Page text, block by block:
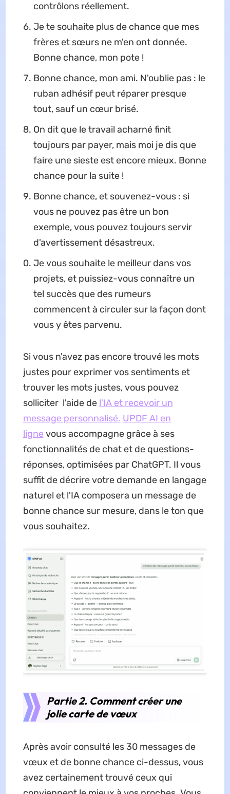
contrôlons réellement.
Je te souhaite plus de chance que mes
frères et sœurs ne m'en ont donnée.
Bonne chance, mon pote !
Bonne chance, mon ami. N'oublie pas : le
ruban adhésif peut réparer presque
tout, sauf un cœur brisé.
On dit que le travail acharné finit
toujours par payer, mais moi je dis que
faire une sieste est encore mieux. Bonne
chance pour la suite !
Bonne chance, et souvenez-vous : si
vous ne pouvez pas être un bon
exemple, vous pouvez toujours servir
d'avertissement désastreux.
Je vous souhaite le meilleur dans vos
projets, et puissiez-vous connaître un
tel succès que des rumeurs
commencent à circuler sur la façon dont
vous y êtes parvenu.
Si vous n'avez pas encore trouvé les mots
justes pour exprimer vos sentiments et
trouver les mots justes, vous pouvez
solliciter l'aide de l'IA et recevoir un
message personnalisé. UPDF AI en
ligne vous accompagne grâce à ses
fonctionnalités de chat et de questions-
réponses, optimisées par ChatGPT. Il vous
suffit de décrire votre demande en langage
naturel et l'IA composera un message de
bonne chance sur mesure, dans le ton que
vous souhaitez.
Partie 2. Comment créer une
jolie carte de vœux
Après avoir consulté les 30 messages de
vœux et de bonne chance ci-dessus, vous
avez certainement trouvé ceux qui